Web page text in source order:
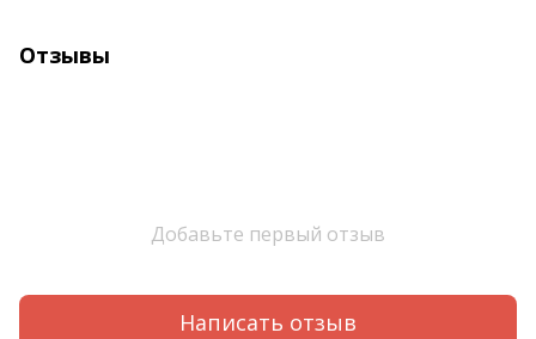
Отзывы
Добавьте первый отзыв
Написать отзыв